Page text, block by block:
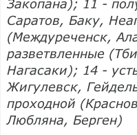
Закопана); 11 -
Саратов, Баку,
(Междуреченск,
разветвленные
Нагасаки); 14 -
Жигулевск,
проходной
Любляна, Берген)